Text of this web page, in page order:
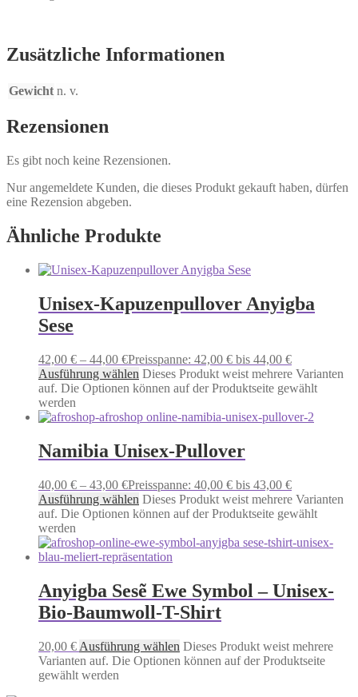
Zusätzliche Informationen
Gewicht n. v.
Rezensionen
Es gibt noch keine Rezensionen.
Nur angemeldete Kunden, die dieses Produkt gekauft haben, dürfen
eine Rezension abgeben.
Ähnliche Produkte
Unisex-Kapuzenpullover Anyigba
Sese
42,00 € – 44,00 €Preisspanne: 42,00 € bis 44,00 €
Ausführung wählen Dieses Produkt weist mehrere Varianten
auf. Die Optionen können auf der Produktseite gewählt
werden
Namibia Unisex-Pullover
40,00 € – 43,00 €Preisspanne: 40,00 € bis 43,00 €
Ausführung wählen Dieses Produkt weist mehrere Varianten
auf. Die Optionen können auf der Produktseite gewählt
werden
Anyigba Sesẽ Ewe Symbol – Unisex-
Bio-Baumwoll-T-Shirt
20,00 € Ausführung wählen Dieses Produkt weist mehrere
Varianten auf. Die Optionen können auf der Produktseite
gewählt werden